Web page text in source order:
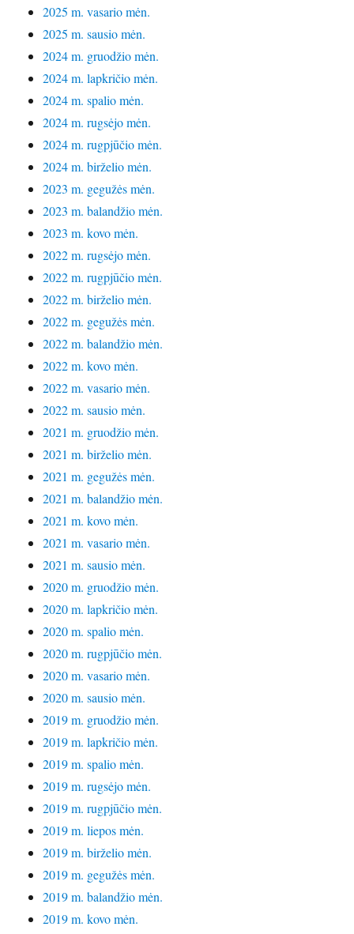
2025 m. vasario mėn.
2025 m. sausio mėn.
2024 m. gruodžio mėn.
2024 m. lapkričio mėn.
2024 m. spalio mėn.
2024 m. rugsėjo mėn.
2024 m. rugpjūčio mėn.
2024 m. birželio mėn.
2023 m. gegužės mėn.
2023 m. balandžio mėn.
2023 m. kovo mėn.
2022 m. rugsėjo mėn.
2022 m. rugpjūčio mėn.
2022 m. birželio mėn.
2022 m. gegužės mėn.
2022 m. balandžio mėn.
2022 m. kovo mėn.
2022 m. vasario mėn.
2022 m. sausio mėn.
2021 m. gruodžio mėn.
2021 m. birželio mėn.
2021 m. gegužės mėn.
2021 m. balandžio mėn.
2021 m. kovo mėn.
2021 m. vasario mėn.
2021 m. sausio mėn.
2020 m. gruodžio mėn.
2020 m. lapkričio mėn.
2020 m. spalio mėn.
2020 m. rugpjūčio mėn.
2020 m. vasario mėn.
2020 m. sausio mėn.
2019 m. gruodžio mėn.
2019 m. lapkričio mėn.
2019 m. spalio mėn.
2019 m. rugsėjo mėn.
2019 m. rugpjūčio mėn.
2019 m. liepos mėn.
2019 m. birželio mėn.
2019 m. gegužės mėn.
2019 m. balandžio mėn.
2019 m. kovo mėn.